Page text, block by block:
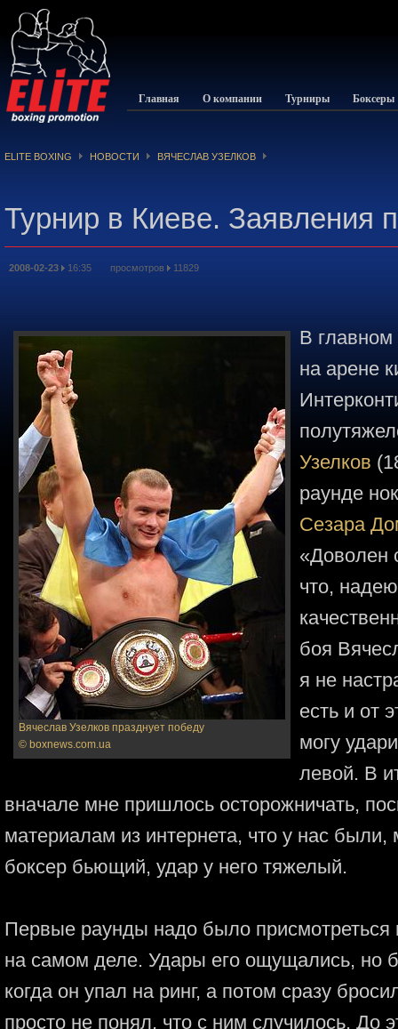
Главная О компании Турниры Боксеры
ELITE BOXING НОВОСТИ ВЯЧЕСЛАВ УЗЕЛКОВ
Турнир в Киеве. Заявления
2008-02-23 16:35 просмотров 11829
Вячеслав Узелков празднует победу
© boxnews.com.ua
В
на арене
Узелков
раунде
Сезара
«Доволен
что,
боя
я не
есть и от
могу
левой. В
вначале мне пришлось осторожничать,
материалам из интернета, что у нас
боксер бьющий, удар у него тяжелый.
Первые раунды надо было присмотреться
на самом деле. Удары его ощущались, но
когда он упал на ринг, а потом сразу
просто не понял, что с ним случилось. До